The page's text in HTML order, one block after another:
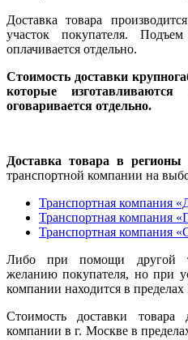
Доставка товара
участок покупателя.
оплачивается отдельно.
Стоимость доставки
которые изготавливаются
оговаривается отдельно.
Доставка товара в регионы
транспортной компании на
Транспортная компания
Транспортная компания
Транспортная компания
Либо при помощи другой
желанию покупателя, но при
компании находится в
Стоимость доставки товара
компании в г. Москве в